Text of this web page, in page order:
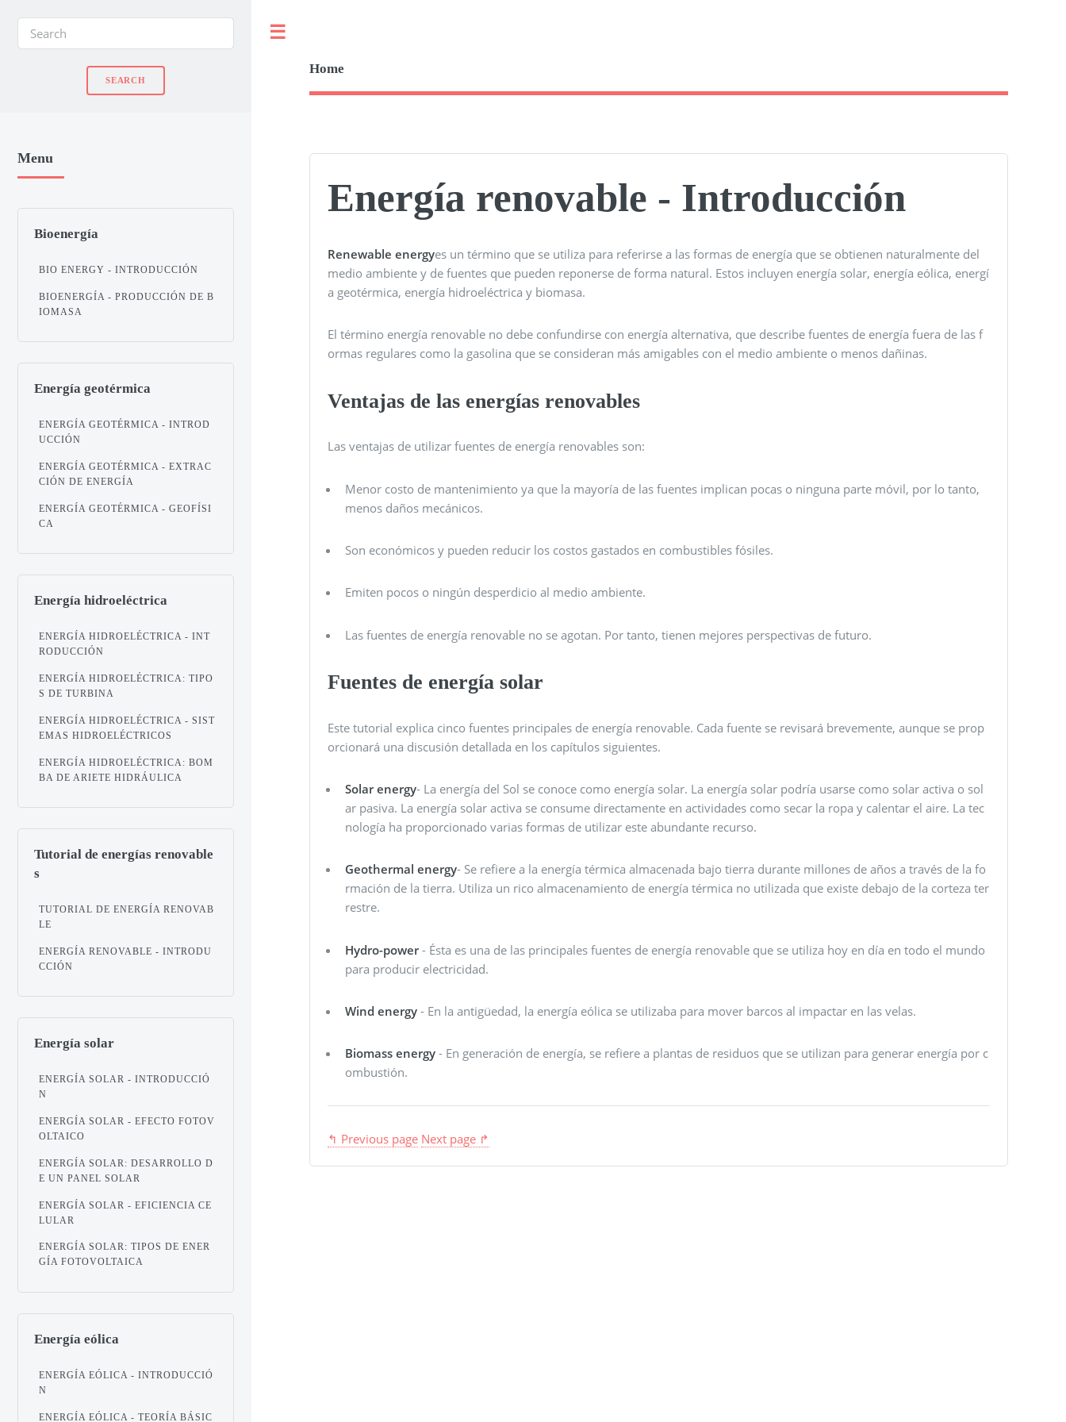
Home
Energía renovable - Introducción
Renewable energyes un término que se utiliza para referirse a las formas de energía que se obtienen naturalmente del
medio ambiente y de fuentes que pueden reponerse de forma natural. Estos incluyen energía solar, energía eólica, energí
a geotérmica, energía hidroeléctrica y biomasa.
El término energía renovable no debe confundirse con energía alternativa, que describe fuentes de energía fuera de las f
ormas regulares como la gasolina que se consideran más amigables con el medio ambiente o menos dañinas.
Ventajas de las energías renovables
Las ventajas de utilizar fuentes de energía renovables son:
Menor costo de mantenimiento ya que la mayoría de las fuentes implican pocas o ninguna parte móvil, por lo tanto,
menos daños mecánicos.
Son económicos y pueden reducir los costos gastados en combustibles fósiles.
Emiten pocos o ningún desperdicio al medio ambiente.
Las fuentes de energía renovable no se agotan. Por tanto, tienen mejores perspectivas de futuro.
Fuentes de energía solar
Este tutorial explica cinco fuentes principales de energía renovable. Cada fuente se revisará brevemente, aunque se prop
orcionará una discusión detallada en los capítulos siguientes.
Solar energy- La energía del Sol se conoce como energía solar. La energía solar podría usarse como solar activa o sol
ar pasiva. La energía solar activa se consume directamente en actividades como secar la ropa y calentar el aire. La tec
nología ha proporcionado varias formas de utilizar este abundante recurso.
Geothermal energy- Se refiere a la energía térmica almacenada bajo tierra durante millones de años a través de la fo
rmación de la tierra. Utiliza un rico almacenamiento de energía térmica no utilizada que existe debajo de la corteza ter
restre.
Hydro-power- Ésta es una de las principales fuentes de energía renovable que se utiliza hoy en día en todo el mundo
para producir electricidad.
Wind energy - En la antigüedad, la energía eólica se utilizaba para mover barcos al impactar en las velas.
Biomass energy - En generación de energía, se refiere a plantas de residuos que se utilizan para generar energía por c
ombustión.
↰ Previous page Next page ↱
Menu
Bioenergía
BIO ENERGY - INTRODUCCIÓN
BIOENERGÍA - PRODUCCIÓN DE B
IOMASA
Energía geotérmica
ENERGÍA GEOTÉRMICA - INTROD
UCCIÓN
ENERGÍA GEOTÉRMICA - EXTRAC
CIÓN DE ENERGÍA
ENERGÍA GEOTÉRMICA - GEOFÍSI
CA
Energía hidroeléctrica
ENERGÍA HIDROELÉCTRICA - INT
RODUCCIÓN
ENERGÍA HIDROELÉCTRICA: TIPO
S DE TURBINA
ENERGÍA HIDROELÉCTRICA - SIST
EMAS HIDROELÉCTRICOS
ENERGÍA HIDROELÉCTRICA: BOM
BA DE ARIETE HIDRÁULICA
Tutorial de energías renovable
s
TUTORIAL DE ENERGÍA RENOVAB
LE
ENERGÍA RENOVABLE - INTRODU
CCIÓN
Energía solar
ENERGÍA SOLAR - INTRODUCCIÓ
N
ENERGÍA SOLAR - EFECTO FOTOV
OLTAICO
ENERGÍA SOLAR: DESARROLLO D
E UN PANEL SOLAR
ENERGÍA SOLAR - EFICIENCIA CE
LULAR
ENERGÍA SOLAR: TIPOS DE ENER
GÍA FOTOVOLTAICA
Energía eólica
ENERGÍA EÓLICA - INTRODUCCIÓ
N
ENERGÍA EÓLICA - TEORÍA BÁSIC